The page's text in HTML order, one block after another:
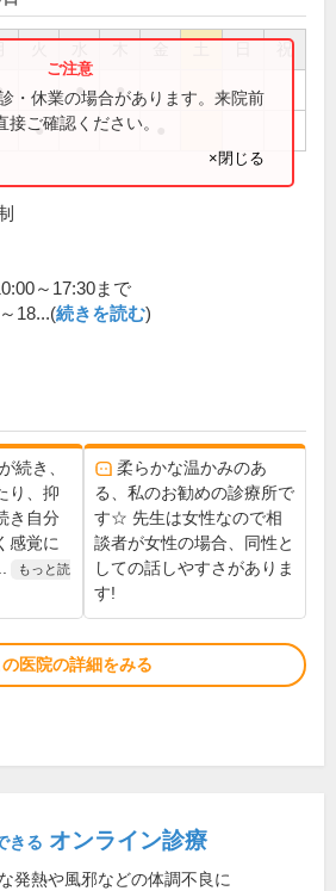
祝
● ●
●
・休業の場合があります。来院前
ご確認ください。
×閉じる
～17:30まで
18...(続きを読む)
続き、
り、抑
き自分
感覚に
もっと読
柔らかな温かみのあ
る、私のお勧めの診療所で
す☆ 先生は女性なので相
談者が女性の場合、同性と
しての話しやすさがありま
す!
の医院の詳細をみる
きる オンライン診療
発熱や風邪などの体調不良に